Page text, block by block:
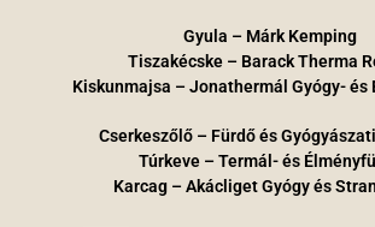
Gyula – Márk Kemping
Tiszakécske – Barack Therma
Kiskunmajsa – Jonathermál Gyógy- és
Cserkeszőlő – Fürdő és
Túrkeve – Termál- és
Karcag – Akácliget Gyógy és